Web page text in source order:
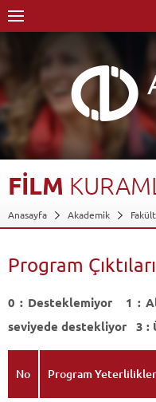
FİLM
Anasayfa Akademik
Film Kuramları I
Program
Program
0 : Desteklemiyor 1 :
seviyede destekliyor 3 :
No Program